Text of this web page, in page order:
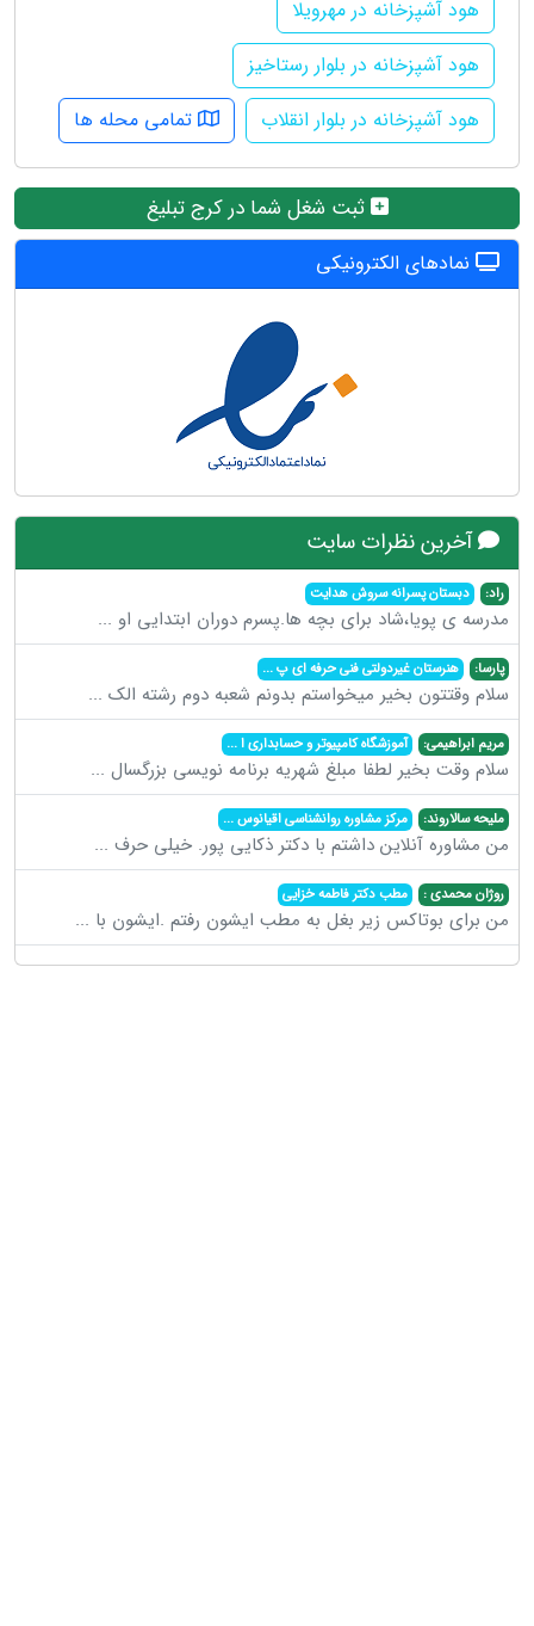
هود آشپزخانه در مهرویلا
هود آشپزخانه در بلوار رستاخیز
هود آشپزخانه در بلوار انقلاب
تمامی محله ها
ثبت شغل شما در کرج تبلیغ
نمادهای الکترونیکی
آخرین نظرات سایت
راد: دبستان پسرانه سروش هدایت
مدرسه ی پویا،شاد برای بچه ها.پسرم دوران ابتدایی او ...
پارسا: هنرستان غیردولتی فنی حرفه ای پ...
سلام وقتتون بخیر میخواستم بدونم شعبه دوم رشته الک ...
مریم ابراهیمی: آموزشگاه کامپیوتر و حسابداری ا...
سلام وقت بخیر لطفا مبلغ شهریه برنامه نویسی بزرگسال ...
ملیحه سالاروند: مرکز مشاوره روانشناسی اقیانوس...
من مشاوره آنلاین داشتم با دکتر ذکایی پور. خیلی حرف ...
روژان محمدی : مطب دکتر فاطمه خزایی
من برای بوتاکس زیر بغل به مطب ایشون رفتم .ایشون با ...